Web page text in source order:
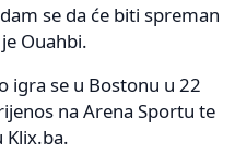
se da će biti spreman
Ouahbi.
igra se u Bostonu u 22
na Arena Sportu te